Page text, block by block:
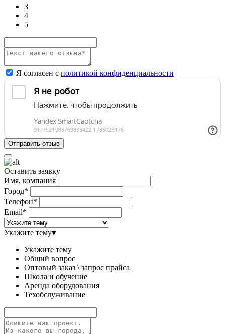
3
4
5
Я согласен с политикой конфиденциальности
Оставить заявку
Имя, компания
Город*
Телефон*
Email*
Укажите тему▾
Укажите тему
Общий вопрос
Оптовый заказ \ запрос прайса
Школа и обучение
Аренда оборудования
Техобслуживание